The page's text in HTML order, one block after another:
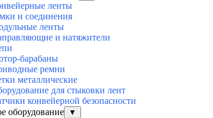
ленты
и соединения
ленты
и натяжители
барабаны
ремни
металлические
для стыковки лент
конвейерной безопасности
оборудование
▼